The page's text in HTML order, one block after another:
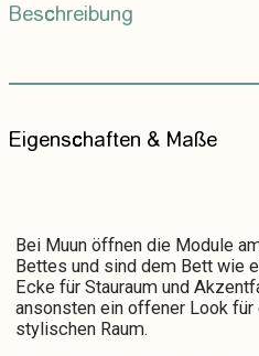
Beschreibung
Eigenschaften & Maße
Bei Muun öffnen die Module
Bettes und sind dem Bett wie
Ecke für Stauraum und
ansonsten ein offener Look für
stylischen Raum.